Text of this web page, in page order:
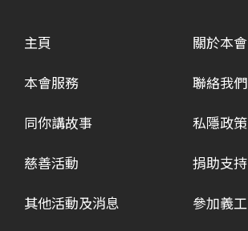
主頁
本會服務
同你講故事
慈善活動
其他活動及消息
關於本會
聯絡我們
私隱政策
捐助支持
參加義工